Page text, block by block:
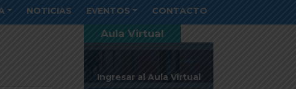
NOTICIAS EVENTOS CONTACTO
Aula Virtual
Ingresar al Aula Virtual